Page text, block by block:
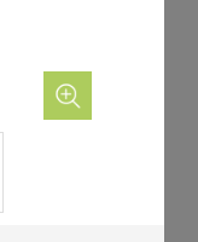
だくご質問